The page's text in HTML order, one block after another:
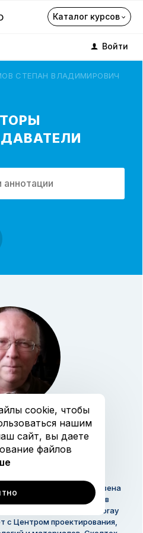
Каталог курсов
Войти
СТЕПАН ВЛАДИМИРОВИЧ
– Университета Лёвена
материалы» в
материаловедения, Toray
с Центром проектирования,
cookie, чтобы
нашим
сайт, вы даете
файлов